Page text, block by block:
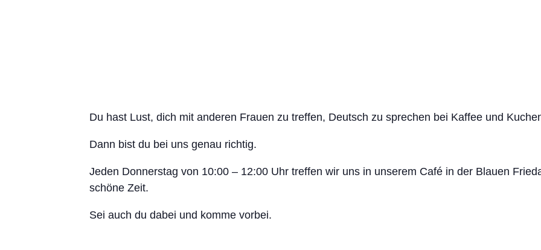
Du hast Lust, dich mit anderen Frauen zu treffen, Deutsch zu sprechen bei Kaffee und
Dann bist du bei uns genau richtig.
Jeden Donnerstag von 10:00 – 12:00 Uhr treffen wir uns in unserem Café in der Blauen
schöne Zeit.
Sei auch du dabei und komme vorbei.